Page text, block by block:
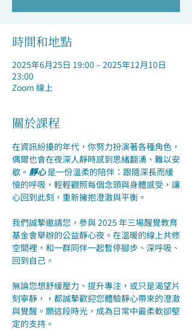
時間和地點
2025年6月25日 19:00 – 2025年12月10日
23:00
Zoom 線上
關於課程
在資訊紛擾的年代，你努力扮演著各種角色，
偶爾也會在夜深人靜時感到思緒翻湧、難以安
歇。 靜心 是一份溫柔的陪伴：跟隨深長而緩
慢的呼吸，輕輕觀照每個念頭與身體感受，讓
心回到此刻，重新擁抱澄澈與平衡。
我們誠摯邀請您，參與 2025 年三場醒覺教育
基金會舉辦的公益靜心夜。在溫暖的線上共修
空間裡，和一群同伴一起暫停腳步、深呼吸、
回到自己。
無論您想舒緩壓力、提升專注，或只是渴望片
刻寧靜，，都誠摯歡迎您體驗靜心帶來的澄澈
與覺醒。願這段時光，成為日常中最柔軟卻堅
定的支持。